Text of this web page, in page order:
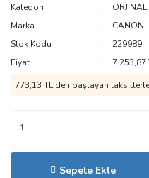
Kategori
Marka
CANON
Stok Kodu
229989
Fiyat
7.253,87
773,13 TL den başlayan
Sepete Ekle